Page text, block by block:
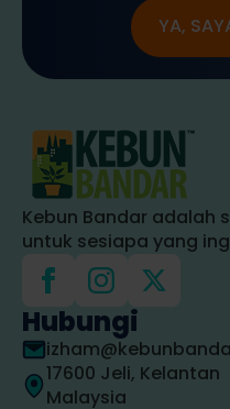
YA,
Kebun Bandar adalah
untuk sesiapa yang
Hubungi
17600 Jeli, Kelantan
Malaysia